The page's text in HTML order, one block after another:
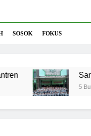
SOSOK FOKUS
Santri
5 Bulan Ago